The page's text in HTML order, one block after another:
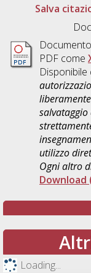
Salva
PDF come
Disponibile
utilizzo
Ogni altro
Download
Loading...